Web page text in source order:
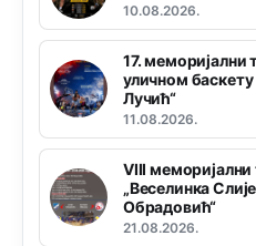
10.08.2026.
17. меморијални
уличном
Лучић“
11.08.2026.
VIII меморијални
„Веселинка
Обрадовић“
21.08.2026.